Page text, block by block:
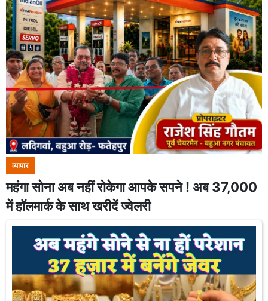
व्यापार
महंगा सोना अब नहीं रोकेगा आपके सपने ! अब 37,000
में हॉलमार्क के साथ खरीदें ज्वेलरी